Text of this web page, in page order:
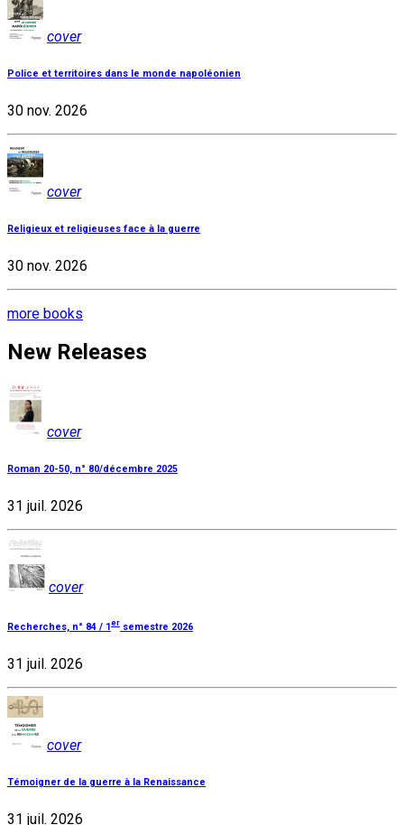
cover
Police et territoires dans le monde napoléonien
30 nov. 2026
cover
Religieux et religieuses face à la guerre
30 nov. 2026
more books
New Releases
cover
Roman 20-50, n° 80/décembre 2025
31 juil. 2026
cover
Recherches, n° 84 / 1er semestre 2026
31 juil. 2026
cover
Témoigner de la guerre à la Renaissance
31 juil. 2026